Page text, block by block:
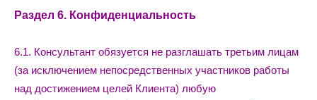
Раздел 6. Конфиденциальность
6.1. Консультант обязуется не разглашать третьим лицам
(за исключением непосредственных участников работы
над достижением целей Клиента) любую